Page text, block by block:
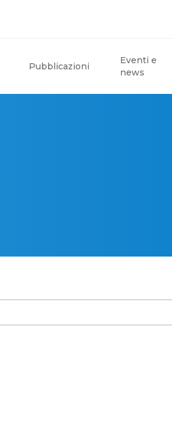
Pubblicazioni
Eventi e
news